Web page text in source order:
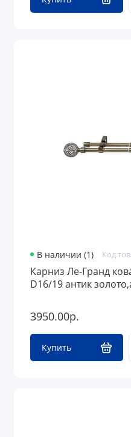
В наличии (1) Код
Карниз Ле-Гранд
D16/19 антик
3950.00р.
Купить